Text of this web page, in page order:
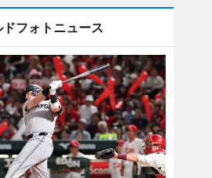
ドフォトニュース